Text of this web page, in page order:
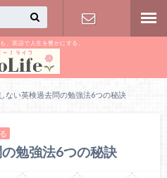
、英語で人生を豊かにする。
ない英検過去問の勉強法6つの秘訣
勉強法6つの秘訣